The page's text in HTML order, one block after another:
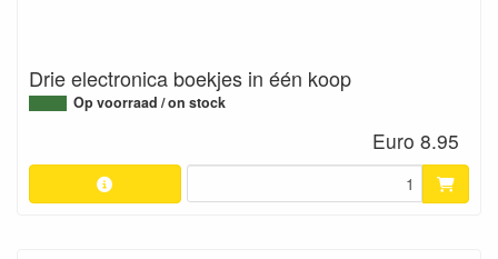
Drie electronica boekjes in één koop
Op voorraad / on stock
Euro 8.95